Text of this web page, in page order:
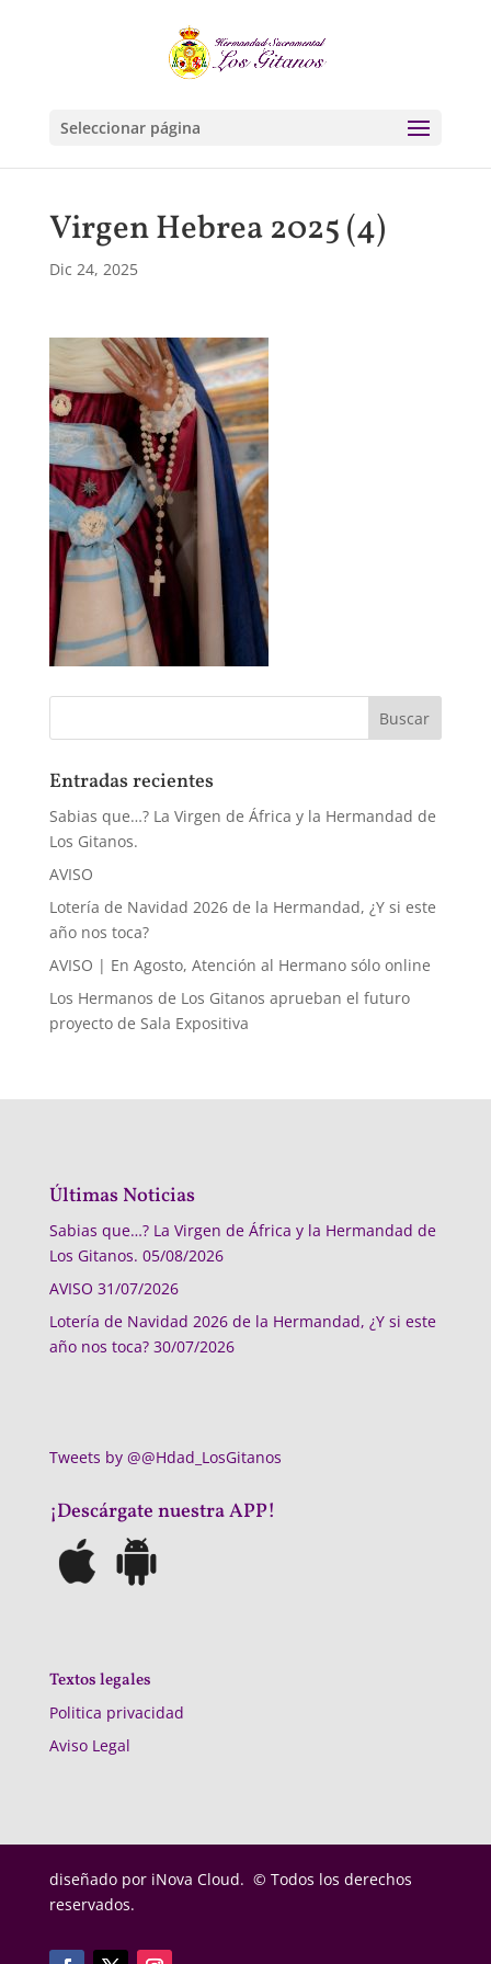
Seleccionar página
Virgen Hebrea 2025 (4)
Dic 24, 2025
Entradas recientes
Sabias que…? La Virgen de África y la Hermandad de
Los Gitanos.
AVISO
Lotería de Navidad 2026 de la Hermandad, ¿Y si este
año nos toca?
AVISO | En Agosto, Atención al Hermano sólo online
Los Hermanos de Los Gitanos aprueban el futuro
proyecto de Sala Expositiva
Últimas Noticias
Sabias que…? La Virgen de África y la Hermandad de
Los Gitanos. 05/08/2026
AVISO 31/07/2026
Lotería de Navidad 2026 de la Hermandad, ¿Y si este
año nos toca? 30/07/2026
Tweets by @@Hdad_LosGitanos
¡Descárgate nuestra APP!
Textos legales
Politica privacidad
Aviso Legal
diseñado por iNova Cloud. © Todos los derechos
reservados.